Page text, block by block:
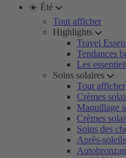
☀️ Été
Tout afficher
Highlights
Travel
Tendances
Les
Soins solaires
Tout afficher
Crèmes
Maquillage
Crèmes
Soins des
Après-soleils